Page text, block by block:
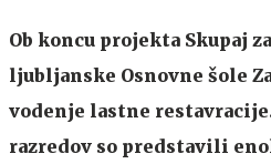
Ob koncu projekta Skupaj
ljubljanske Osnovne šole
vodenje lastne
razredov so predstavili